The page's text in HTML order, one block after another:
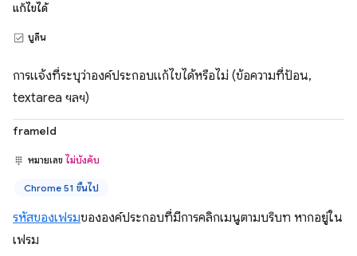
แก้ไขได้
บูลีน
การแจ้งที่ระบุว่าองค์ประกอบแก้ไขได้หรือไม่ (ข้อความที่ป้อน,
textarea ฯลฯ)
frameId
หมายเลข ไม่บังคับ
Chrome 51 ขึ้นไป
รหัสของเฟรมขององค์ประกอบที่มีการคลิกเมนูตามบริบท หากอยู่ใน
เฟรม